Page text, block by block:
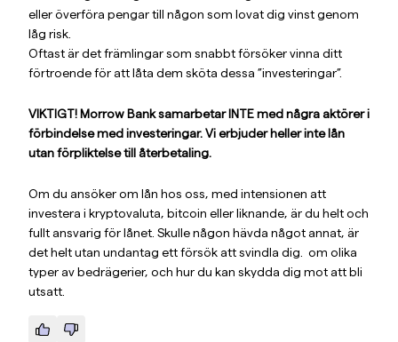
eller överföra pengar till någon som lovat dig vinst genom
låg risk.
Oftast är det främlingar som snabbt försöker vinna ditt
förtroende för att låta dem sköta dessa ”investeringar”.
VIKTIGT! Morrow Bank samarbetar INTE med några aktörer i
förbindelse med investeringar. Vi erbjuder heller inte lån
utan förpliktelse till återbetaling.
Om du ansöker om lån hos oss, med intensionen att
investera i kryptovaluta, bitcoin eller liknande, är du helt och
fullt ansvarig för lånet. Skulle någon hävda något annat, är
det helt utan undantag ett försök att svindla dig.
om olika
typer av bedrägerier, och hur du kan skydda dig mot att bli
utsatt.